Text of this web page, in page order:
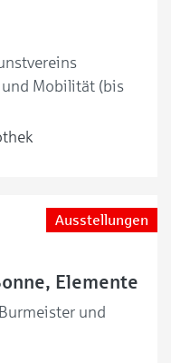
Mobilität (bis
Ausstellungen
Elemente
und